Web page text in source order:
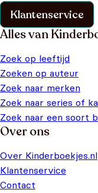
Klantenservice
Alles van
Zoek op leeftijd
Zoeken op auteur
Zoek naar merken
Zoek naar series of
Zoek naar een soort
Over ons
Over Kinderboekjes.nl
Klantenservice
Contact